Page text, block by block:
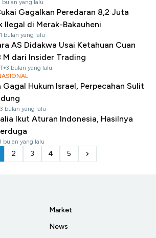
bulan yang lalu
Gagalkan Peredaran 8,2 Juta
Ilegal di Merak-Bakauheni
1 bulan yang lalu
AS Didakwa Usai Ketahuan Cuan
M dari Insider Trading
3 bulan yang lalu
Gagal Hukum Israel, Perpecahan Sulit
3 bulan yang lalu
Ikut Aturan Indonesia, Hasilnya
bulan yang lalu
2 3 4 5
Market
News